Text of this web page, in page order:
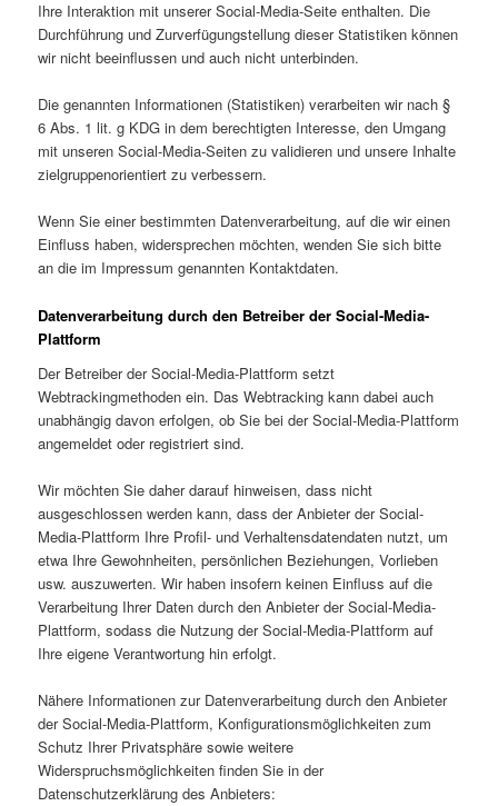
Ihre Interaktion mit unserer Social-Media-Seite enthalten. Die
Durchführung und Zurverfügungstellung dieser Statistiken können
wir nicht beeinflussen und auch nicht unterbinden.
Die genannten Informationen (Statistiken) verarbeiten wir nach §
6 Abs. 1 lit. g KDG in dem berechtigten Interesse, den Umgang
mit unseren Social-Media-Seiten zu validieren und unsere Inhalte
zielgruppenorientiert zu verbessern.
Wenn Sie einer bestimmten Datenverarbeitung, auf die wir einen
Einfluss haben, wider­sprechen möchten, wenden Sie sich bitte
an die im Impressum genannten Kontaktdaten.
Datenverarbeitung durch den Betreiber der Social-Media-
Plattform
Der Betreiber der Social-Media-Plattform setzt
Webtrackingmethoden ein. Das Webtracking kann dabei auch
unabhängig davon erfolgen, ob Sie bei der Social-Media-Plattform
ange­meldet oder registriert sind.
Wir möchten Sie daher darauf hinweisen, dass nicht
ausgeschlossen werden kann, dass der Anbieter der Social-
Media-Plattform Ihre Profil- und Verhaltensdatendaten nutzt, um
etwa Ihre Gewohnheiten, persönlichen Beziehungen, Vorlieben
usw. auszuwerten. Wir haben in­sofern keinen Einfluss auf die
Verarbeitung Ihrer Daten durch den Anbieter der Social-Media-
Plattform, sodass die Nutzung der Social-Media-Plattform auf
Ihre eigene Verant­wortung hin erfolgt.
Nähere Informationen zur Datenverarbeitung durch den Anbieter
der Social-Media-Platt­form, Konfigurationsmöglichkeiten zum
Schutz Ihrer Privatsphäre sowie weitere
Widerspruchsmöglichkeiten finden Sie in der
Datenschutzerklärung des Anbieters: